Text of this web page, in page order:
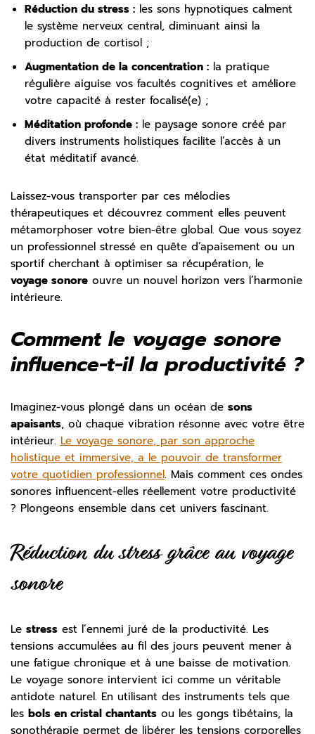
Réduction du stress : les sons hypnotiques calment
le système nerveux central, diminuant ainsi la
production de cortisol ;
Augmentation de la concentration : la pratique
régulière aiguise vos facultés cognitives et améliore
votre capacité à rester focalisé(e) ;
Méditation profonde : le paysage sonore créé par
divers instruments holistiques facilite l’accès à un
état méditatif avancé.
Laissez-vous transporter par ces mélodies
thérapeutiques et découvrez comment elles peuvent
métamorphoser votre bien-être global. Que vous soyez
un professionnel stressé en quête d’apaisement ou un
sportif cherchant à optimiser sa récupération, le
voyage sonore ouvre un nouvel horizon vers l’harmonie
intérieure.
Comment le voyage sonore
influence-t-il la productivité ?
Imaginez-vous plongé dans un océan de sons
apaisants, où chaque vibration résonne avec votre être
intérieur. Le voyage sonore, par son approche
holistique et immersive, a le pouvoir de transformer
votre quotidien professionnel. Mais comment ces ondes
sonores influencent-elles réellement votre productivité
? Plongeons ensemble dans cet univers fascinant.
Réduction du stress grâce au voyage
sonore
Le stress est l’ennemi juré de la productivité. Les
tensions accumulées au fil des jours peuvent mener à
une fatigue chronique et à une baisse de motivation.
Le voyage sonore intervient ici comme un véritable
antidote naturel. En utilisant des instruments tels que
les bols en cristal chantants ou les gongs tibétains, la
sonothérapie permet de libérer les tensions corporelles